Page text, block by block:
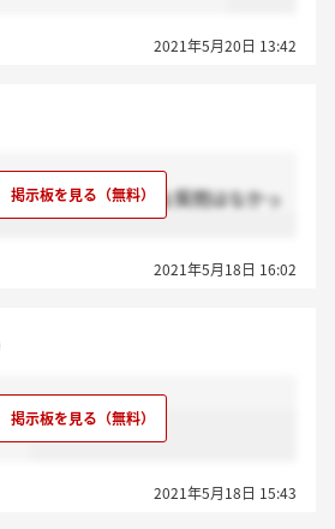
2021年5月20日 13:42
す！イレギュラーな質問はなかっ
2021年5月18日 16:02
よ
2021年5月18日 15:43